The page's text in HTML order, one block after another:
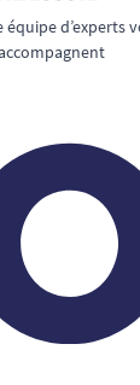
équipe d’experts